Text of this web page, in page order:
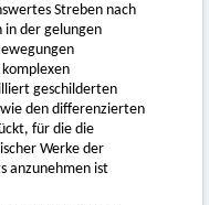
Streben nach
in der gelungen
geschilderten
den differenzierten
für die die
Werke der
anzunehmen ist